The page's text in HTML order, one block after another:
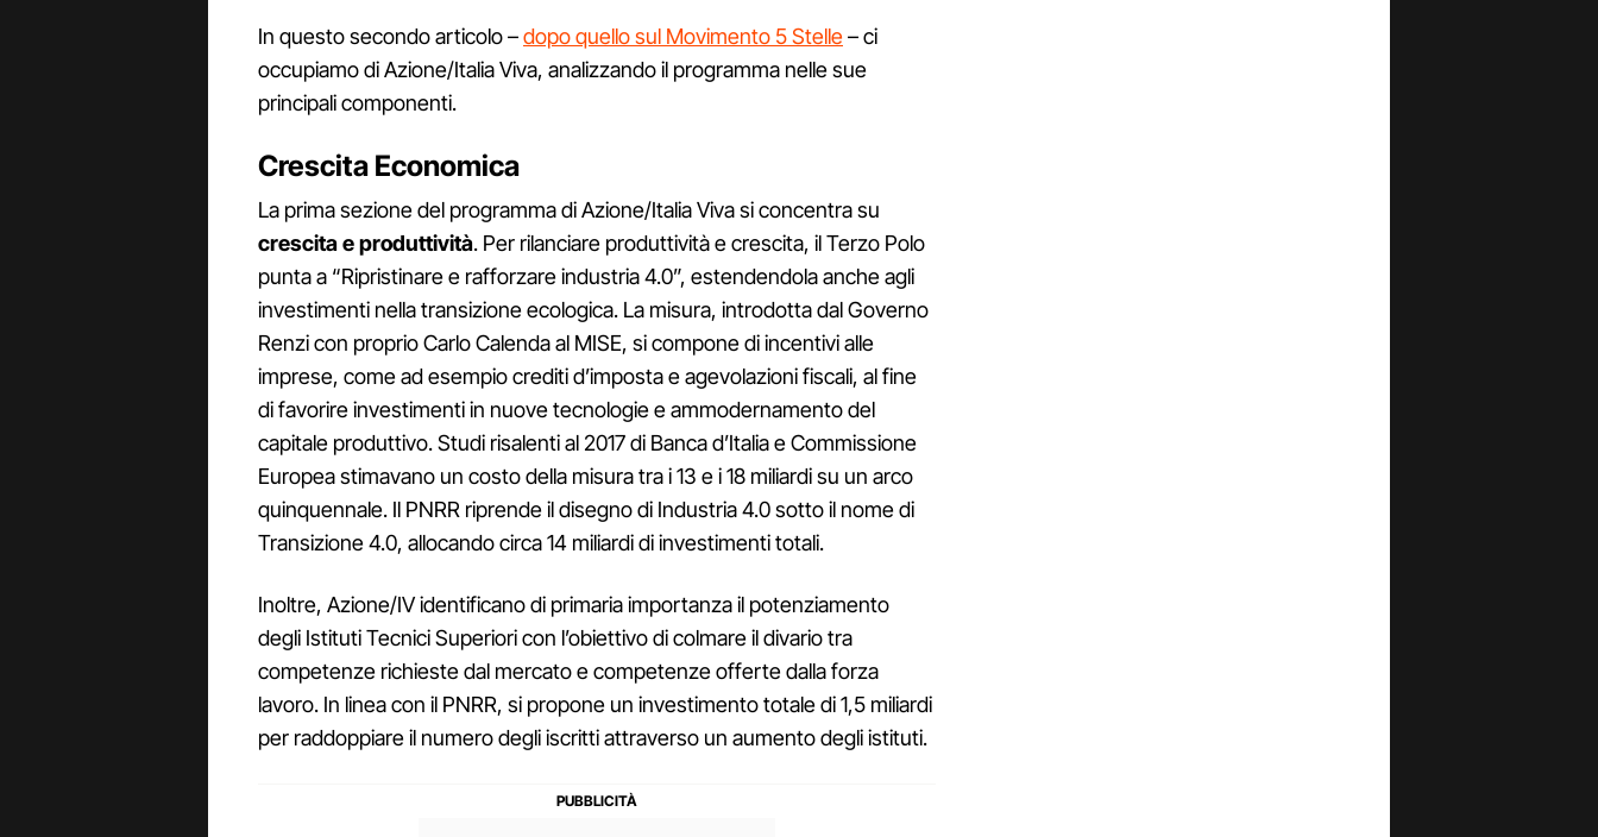
In questo secondo articolo –dopo quello sul Movimento 5 Stelle– ci
occupiamo di Azione/Italia Viva, analizzando il programma nelle sue
principali componenti.
Crescita Economica
La prima sezione del programma di Azione/Italia Viva si concentra su
crescita e produttività. Per rilanciare produttività e crescita, il Terzo Polo
punta a “Ripristinare e rafforzare industria 4.0”, estendendola anche agli
investimenti nella transizione ecologica. La misura, introdotta dal Governo
Renzi con proprio Carlo Calenda al MISE, si compone di incentivi alle
imprese, come ad esempio crediti d’imposta e agevolazioni fiscali, al fine
di favorire investimenti in nuove tecnologie e ammodernamento del
capitale produttivo. Studi risalenti al 2017 di Banca d’Italia e Commissione
Europea stimavano un costo della misura tra i 13 e i 18 miliardi su un arco
quinquennale. Il PNRR riprende il disegno di Industria 4.0 sotto il nome di
Transizione 4.0, allocando circa 14 miliardi di investimenti totali.
Inoltre, Azione/IV identificano di primaria importanza il potenziamento
degli Istituti Tecnici Superiori con l’obiettivo di colmare il divario tra
competenze richieste dal mercato e competenze offerte dalla forza
lavoro. In linea con il PNRR, si propone un investimento totale di 1,5 miliardi
per raddoppiare il numero degli iscritti attraverso un aumento degli istituti.